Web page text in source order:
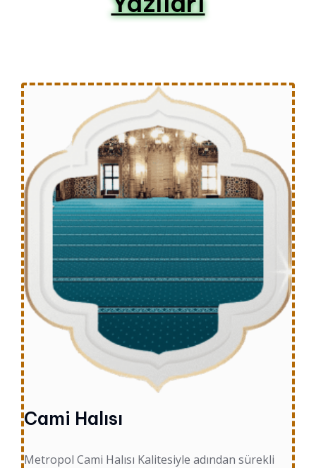
Cami Halısı
Metropol Cami Halısı Kalitesiyle adından sürekli